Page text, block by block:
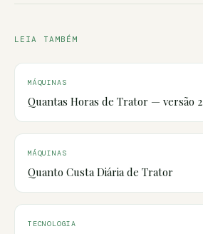
LEIA TAMBÉM
MÁQUINAS
Quantas Horas de Trator — versão 2
MÁQUINAS
Quanto Custa Diária de Trator
TECNOLOGIA